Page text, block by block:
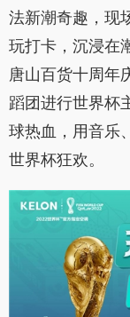
法新潮奇趣，现
玩打卡，沉浸在
唐山百货十周年
蹈团进行世界杯
球热血，用音乐
世界杯狂欢。